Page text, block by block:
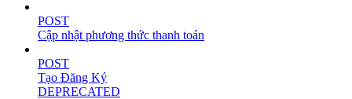
POST
Cập nhật phương thức thanh toán
POST
Tạo Đăng Ký
DEPRECATED